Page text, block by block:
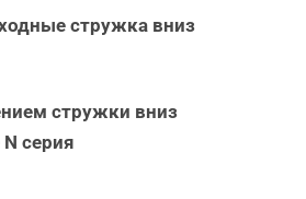
стружка вниз
стружки вниз
серия